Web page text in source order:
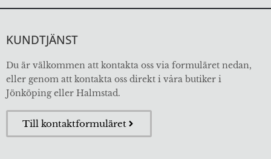
KUNDTJÄNST
Du är välkommen att kontakta oss via formuläret nedan,
eller genom att kontakta oss direkt i våra butiker i
Jönköping eller Halmstad.
Till kontaktformuläret